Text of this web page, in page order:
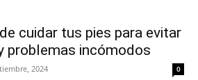
cuidar tus pies para evitar
problemas incómodos
2024 0